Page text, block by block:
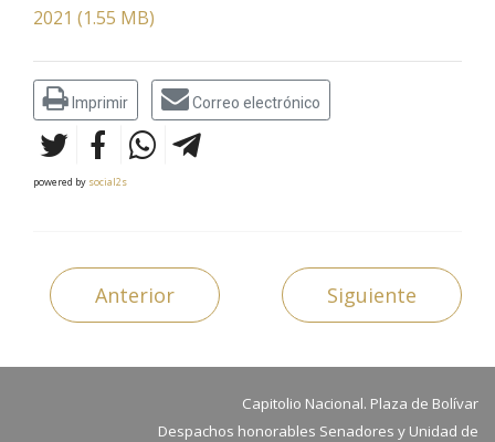
2021 (1.55 MB)
Imprimir Correo electrónico
powered by social2s
Anterior Siguiente
Capitolio Nacional. Plaza de Bolívar
Despachos honorables Senadores y Unidad de